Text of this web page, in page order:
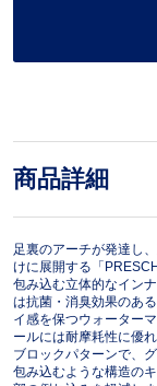
商品詳細
足裏のアーチが発達し
けに展開する「
包み込む立体的なイン
は抗菌・消臭効果のあ
イ感を保つウォーター
ールには耐摩耗性に優
ブロックパターンで、
包み込むような構造の